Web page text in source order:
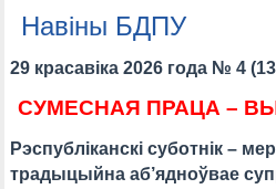
Навіны БДПУ
29 красавіка 2026 года № 4
СУМЕСНАЯ ПРАЦА –
Рэспубліканскі суботнік –
традыцыйна аб’ядноўвае